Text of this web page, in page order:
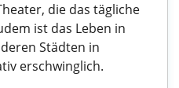
die das tägliche
ist das Leben in
Städten in
erschwinglich.